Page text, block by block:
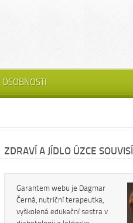
OSOBNOSTI
ZDRAVÍ A JÍDLO ÚZCE SOUVISÍ
Garantem webu je Dagmar
Černá, nutriční terapeutka,
vyškolená edukační sestra v